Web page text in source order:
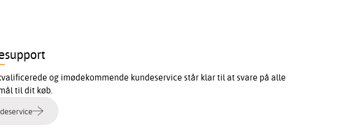
og imødekommende kundeservice står klar til at svare på alle
til dit køb.